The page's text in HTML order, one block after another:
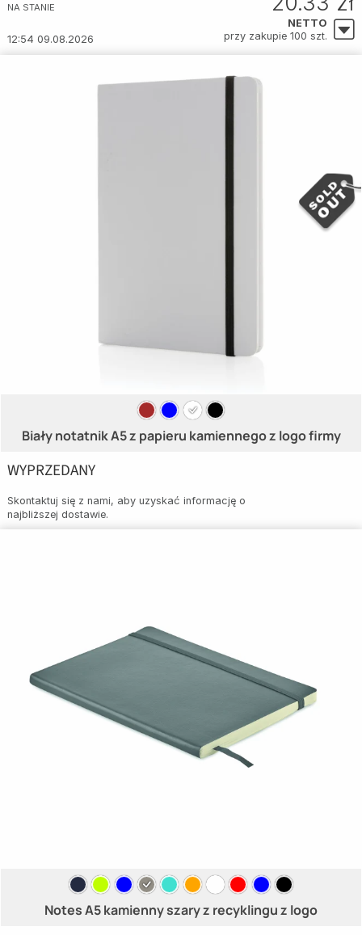
NA STANIE
12:54 09.08.2026
NETTO
przy zakupie 100 szt.
Biały notatnik A5 z papieru kamiennego z logo firmy
WYPRZEDANY
Skontaktuj się z nami, aby uzyskać informację o
najbliższej dostawie.
Notes A5 kamienny szary z recyklingu z logo